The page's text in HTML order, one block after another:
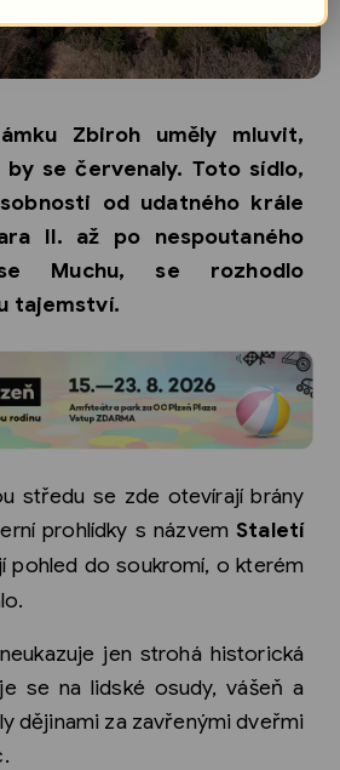
Zbiroh uměly mluvit,
by se červenaly. Toto sídlo,
od udatného krále
II. až po nespoutaného
Muchu, se rozhodlo
tajemství.
středu se zde otevírají brány
prohlídky s názvem Staletí
pohled do soukromí, o kterém
jen strohá historická
se na lidské osudy, vášeň a
dějinami za zavřenými dveřmi